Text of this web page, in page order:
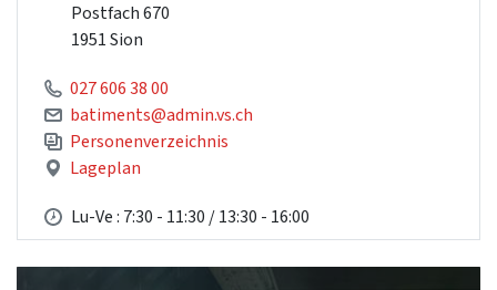
Postfach 670
1951 Sion
027 606 38 00
batiments@admin.vs.ch
Personenverzeichnis
Lageplan
Lu-Ve : 7:30 - 11:30 / 13:30 - 16:00